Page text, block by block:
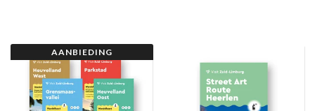
Ansichtkaarten
AANBIEDING